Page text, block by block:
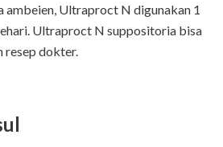
ambeien, Ultraproct N digunakan 1
Ultraproct N suppositoria bisa
resep dokter.